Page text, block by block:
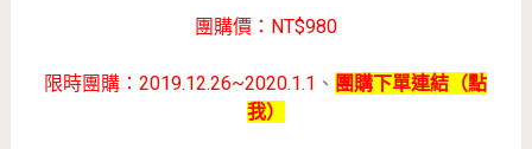
團購價：NT$980
限時團購：2019.12.26~2020.1.1 、 團購下單連結（點
我）